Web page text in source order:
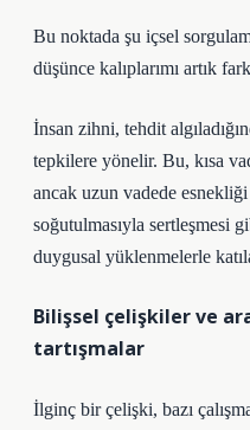
Bu noktada şu içsel
düşünce kalıplarımı artık
İnsan zihni, tehdit
tepkilere yönelir. Bu, kısa
ancak uzun vadede
soğutulmasıyla sertleşmesi
duygusal yüklenmelerle
Bilişsel çelişkiler ve
tartışmalar
İlginç bir çelişki, bazı